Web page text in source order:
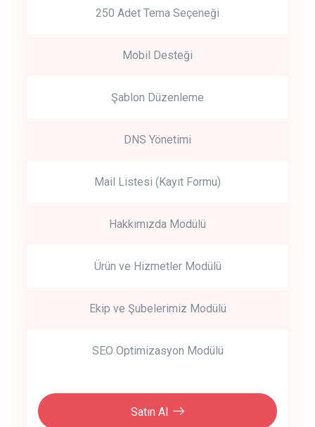
250 Adet Tema Seçeneği
Mobil Desteği
Şablon Düzenleme
DNS Yönetimi
Mail Listesi (Kayıt Formu)
Hakkımızda Modülü
Ürün ve Hizmetler Modülü
Ekip ve Şubelerimiz Modülü
SEO Optimizasyon Modülü
Satın Al